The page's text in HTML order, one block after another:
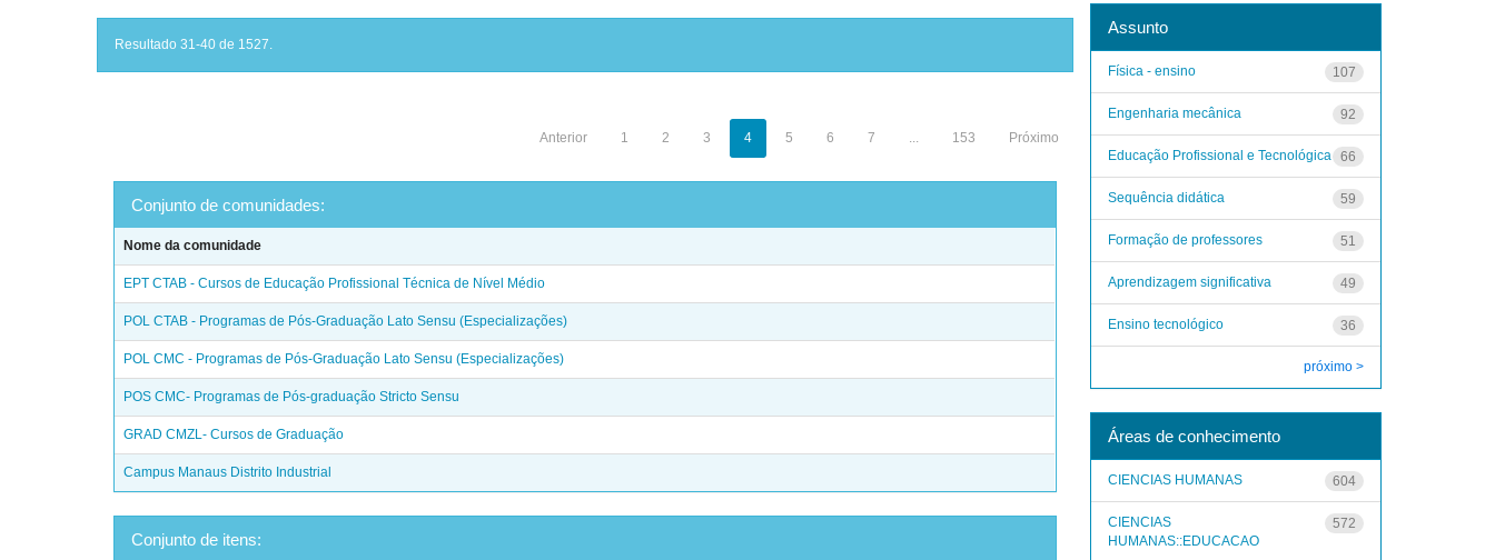
Resultado 31-40 de 1527.
Anterior 1 2 3 4 5 6 7 ... 153 Próximo
Conjunto de comunidades:
Nome da comunidade
EPT CTAB - Cursos de Educação Profissional Técnica de Nível Médio
POL CTAB - Programas de Pós-Graduação Lato Sensu (Especializações)
POL CMC - Programas de Pós-Graduação Lato Sensu (Especializações)
POS CMC- Programas de Pós-graduação Stricto Sensu
GRAD CMZL- Cursos de Graduação
Campus Manaus Distrito Industrial
Conjunto de itens:
Assunto
107
Física - ensino
92
Engenharia mecânica
66
Educação Profissional e Tecnológica
59
Sequência didática
51
Formação de professores
49
Aprendizagem significativa
36
Ensino tecnológico
próximo >
Áreas de conhecimento
604
CIENCIAS HUMANAS
572
CIENCIAS
HUMANAS::EDUCACAO